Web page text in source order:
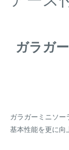
ガラガ
ガラガーミニソー
基本性能を更に向